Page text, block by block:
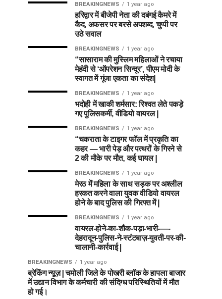
BREAKINGNEWS 1 year ago
हरिद्वार में बीजेपी नेता की दबंगई कैमरे में
कैद, अफसर पर बरसे अपशब्द, चुप्पी पर
उठे सवाल
BREAKINGNEWS 1 year ago
“सासाराम की मुस्लिम महिलाओं ने रचाया
मेहंदी से ‘ऑपरेशन सिन्दूर’, पीएम मोदी के
स्वागत में गूंजा एकता का संदेश|
BREAKINGNEWS 1 year ago
भदोही में खाकी शर्मसार: रिश्वत लेते पकड़े
गए पुलिसकर्मी, वीडियो वायरल |
BREAKINGNEWS 1 year ago
“चकराता के टाइगर फॉल में प्रकृति का
कहर — भारी पेड़ और पत्थरों के गिरने से
2 की मौके पर मौत, कई घायल |
BREAKINGNEWS 1 year ago
मेरठ में महिला के साथ सड़क पर अश्लील
हरकत करने वाला युवक वीडियो वायरल
होने के बाद पुलिस की गिरफ्त में |
BREAKINGNEWS 1 year ago
वायरल-होने-का-शौक-पड़ा-भारी-—-
देहरादून-पुलिस-ने-स्टंटबाज़-युवती-पर-की-
चालानी-कार्रवाई |
BREAKINGNEWS 1 year ago
ब्रेकिंग न्यूज़ | चमोली जिले के पोखरी ब्लॉक के हापला बाजार
में उद्यान विभाग के कर्मचारी की संदिग्ध परिस्थितियों में मौत
हो गई।